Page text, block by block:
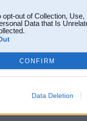
opt-out of Collection,
Data that Is
CONFIRM
Data Deletion